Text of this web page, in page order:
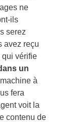
ne
ils
serez
avez reçu
qui vérifie
un
à
fera
voit la
contenu de